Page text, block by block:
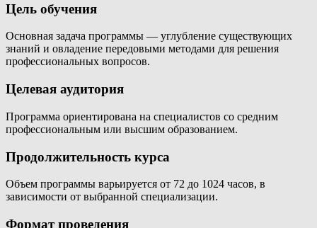
Цель обучения
Основная задача программы — углубление существующих
знаний и овладение передовыми методами для решения
профессиональных вопросов.
Целевая аудитория
Программа ориентирована на специалистов со средним
профессиональным или высшим образованием.
Продолжительность курса
Объем программы варьируется от 72 до 1024 часов, в
зависимости от выбранной специализации.
Формат проведения